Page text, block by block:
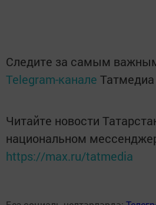
Следите за самым
Telegram-канале Татмедиа
Читайте новости
национальном
https://max.ru/tatmedia